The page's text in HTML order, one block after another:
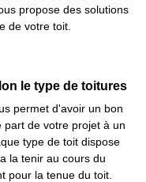
propose des solutions
de votre toit.
le type de toitures
permet d'avoir un bon
part de votre projet à un
type de toit dispose
la tenir au cours du
pour la tenue du toit.